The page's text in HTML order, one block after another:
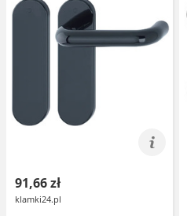
91,66 zł
klamki24.pl